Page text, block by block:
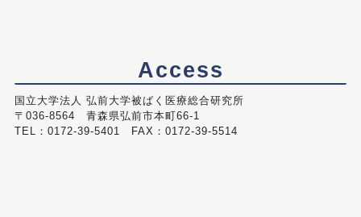
Access
国立大学法人 弘前大学被ばく医療総合研究所
〒036-8564 青森県弘前市本町66-1
TEL：0172-39-5401 FAX：0172-39-5514